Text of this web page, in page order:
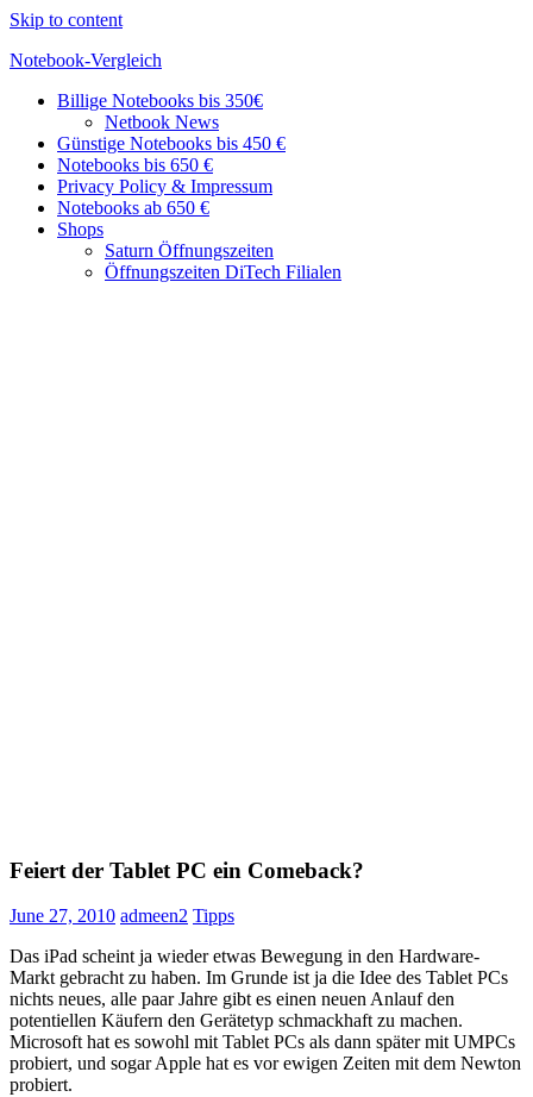
Skip to content
Notebook-Vergleich
Geräte
Vergleich
Billige Notebooks bis 350€
Netbook News
Günstige Notebooks bis 450 €
Notebooks bis 650 €
Privacy Policy & Impressum
Notebooks ab 650 €
Shops
Saturn Öffnungszeiten
Öffnungszeiten DiTech Filialen
Feiert der Tablet PC ein Comeback?
June 27, 2010 admeen2 Tipps
Das iPad scheint ja wieder etwas Bewegung in den Hardware-
Markt gebracht zu haben. Im Grunde ist ja die Idee des Tablet PCs
nichts neues, alle paar Jahre gibt es einen neuen Anlauf den
potentiellen Käufern den Gerätetyp schmackhaft zu machen.
Microsoft hat es sowohl mit Tablet PCs als dann später mit UMPCs
probiert, und sogar Apple hat es vor ewigen Zeiten mit dem Newton
probiert.